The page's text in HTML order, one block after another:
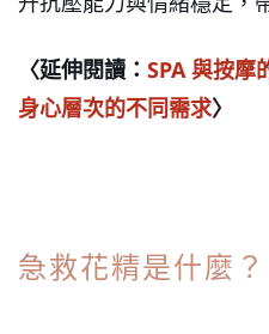
〈延伸閱讀： SPA 與按摩
身心層次的不同需求〉
急救花精是什麼？